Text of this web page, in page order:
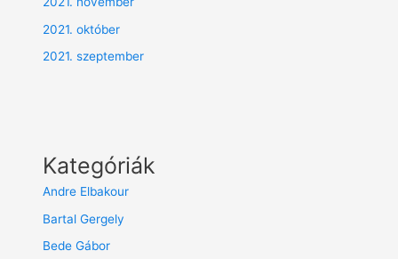
2021. október
2021. szeptember
Kategóriák
Andre Elbakour
Bartal Gergely
Bede Gábor